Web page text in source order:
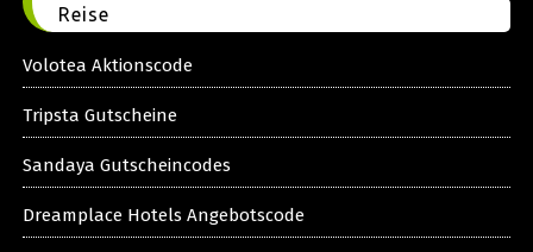
Reise
Volotea Aktionscode
Tripsta Gutscheine
Sandaya Gutscheincodes
Dreamplace Hotels Angebotscode